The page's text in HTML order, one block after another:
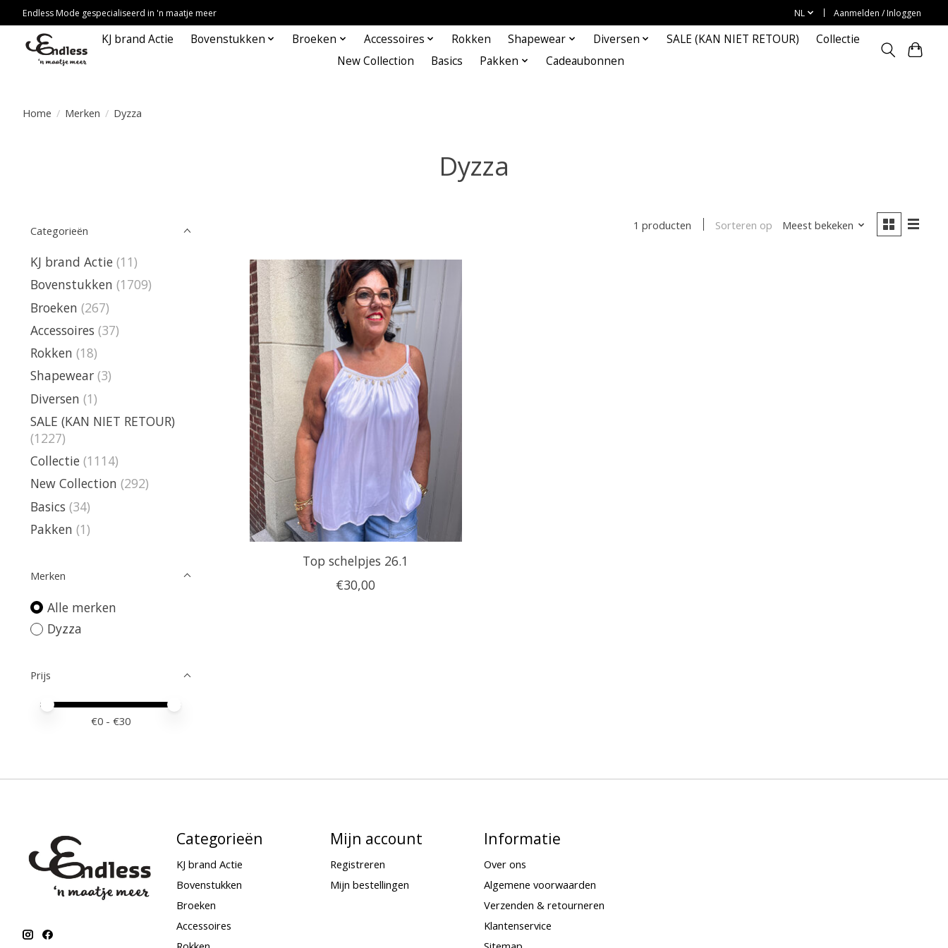
Endless Mode gespecialiseerd in 'n maatje meer NL Aanmelden / Inloggen
KJ brand Actie Bovenstukken Broeken Accessoires Rokken Shapewear Diversen SALE (KAN NIET RETOUR)
Collectie
New Collection
Basics Pakken Cadeaubonnen
Home / Merken / Dyzza
Dyzza
Categorieën
KJ brand Actie (11)
Bovenstukken (1709)
Broeken (267)
Accessoires (37)
Rokken (18)
Shapewear (3)
Diversen (1)
SALE (KAN NIET RETOUR)
(1227)
Collectie (1114)
New Collection (292)
Basics (34)
Pakken (1)
Merken
Alle merken
Dyzza
Prijs
Minimale prijswaarde
Price maximum value
€0 - €30
1 producten Sorteren op Meest bekeken
Top schelpjes 26.1
€30,00
Categorieën
KJ brand Actie
Bovenstukken
Broeken
Accessoires
Mijn account
Registreren
Mijn bestellingen
Informatie
Over ons
Algemene voorwaarden
Verzenden & retourneren
Klantenservice